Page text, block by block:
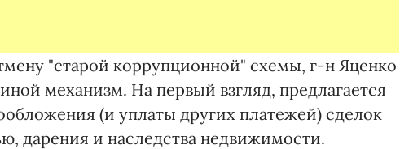
"старой коррупционной" схемы, г-н Яценко
механизм. На первый взгляд, предлагается
(и уплаты других платежей) сделок
дарения и наследства недвижимости.